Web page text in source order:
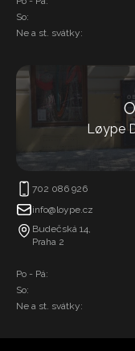
So:
Ne a st. svátky:
Løype
702 086 926
info@loype.cz
Budečská 14,
Praha 2
Po - Pá:
So:
Ne a st. svátky: